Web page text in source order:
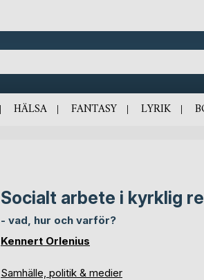
HÄLSA FANTASY LYRIK
Socialt arbete i kyrklig
- vad, hur och varför?
Kennert Orlenius
Samhälle, politik & medier